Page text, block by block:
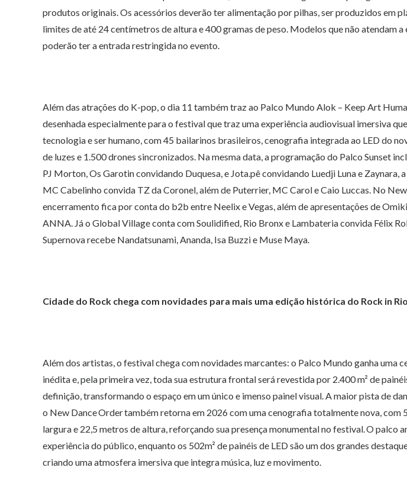
produtos originais. Os acessórios deverão ter alimentação por pilhas, ser produzidos em
limites de até 24 centímetros de altura e 400 gramas de peso. Modelos que não atendam a
poderão ter a entrada restringida no evento.
Além das atrações do K-pop, o dia 11 também traz ao Palco Mundo Alok – Keep Art
desenhada especialmente para o festival que traz uma experiência audiovisual imersiva
tecnologia e ser humano, com 45 bailarinos brasileiros, cenografia integrada ao LED do
de luzes e 1.500 drones sincronizados. Na mesma data, a programação do Palco Sunset
PJ Morton, Os Garotin convidando Duquesa, e Jota.pê convidando Luedji Luna e Zaynara,
MC Cabelinho convida TZ da Coronel, além de Puterrier, MC Carol e Caio Luccas. No
encerramento fica por conta do b2b entre Neelix e Vegas, além de apresentações de
ANNA. Já o Global Village conta com Soulidified, Rio Bronx e Lambateria convida Félix
Supernova recebe Nandatsunami, Ananda, Isa Buzzi e Muse Maya.
Cidade do Rock chega com novidades para mais uma edição histórica do Rock in Rio
Além dos artistas, o festival chega com novidades marcantes: o Palco Mundo ganha uma
inédita e, pela primeira vez, toda sua estrutura frontal será revestida por 2.400 m² de
definição, transformando o espaço em um único e imenso painel visual. A maior pista de
o New Dance Order também retorna em 2026 com uma cenografia totalmente nova, com
largura e 22,5 metros de altura, reforçando sua presença monumental no festival. O palco
experiência do público, enquanto os 502m² de painéis de LED são um dos grandes
criando uma atmosfera imersiva que integra música, luz e movimento.